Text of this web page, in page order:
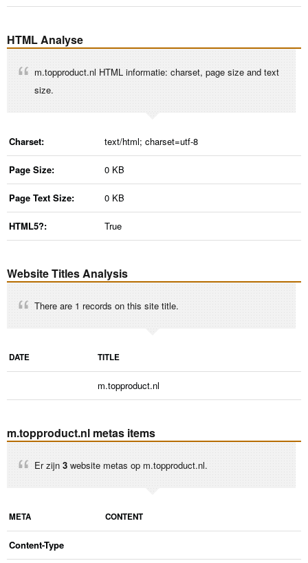
HTML Analyse
m.topproduct.nl HTML informatie: charset, page size and text
size.
Charset: text/html; charset=utf-8
Page Size: 0 KB
Page Text Size: 0 KB
HTML5?: True
Website Titles Analysis
There are 1 records on this site title.
DATE TITLE
m.topproduct.nl
m.topproduct.nl metas items
Er zijn 3 website metas op m.topproduct.nl.
META CONTENT
Content-Type